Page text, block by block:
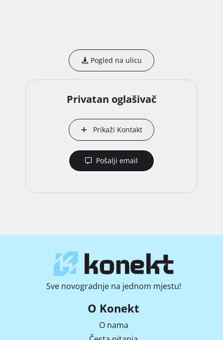
Pogled na ulicu
Privatan oglašivač
Prikaži Kontakt
Pošalji email
Sve novogradnje na jednom mjestu!
O Konekt
O nama